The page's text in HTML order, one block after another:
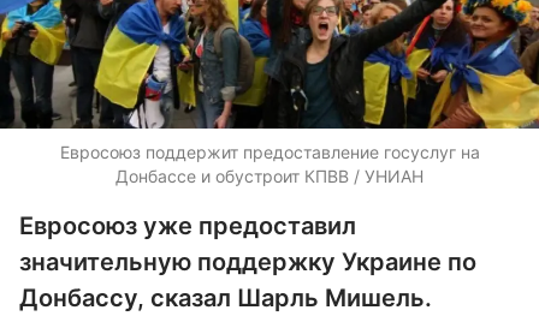
Евросоюз поддержит предоставление госуслуг на
Донбассе и обустроит КПВВ / УНИАН
Евросоюз уже предоставил
значительную поддержку Украине по
Донбассу, сказал Шарль Мишель.